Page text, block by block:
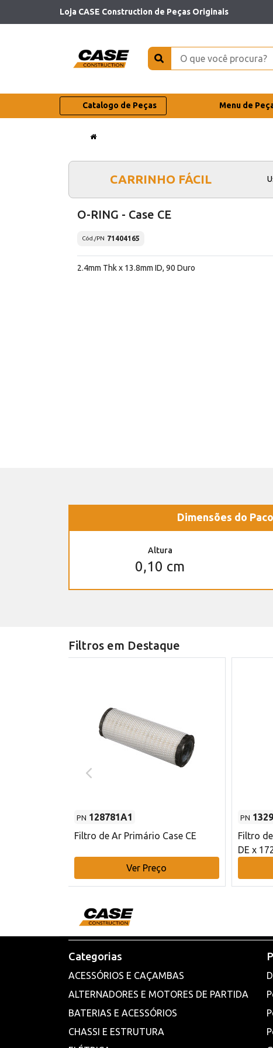
Loja CASE Construction de Peças Originais
Catalogo de Peças Menu de
CARRINHO FÁCIL
O-RING - Case CE
Cód./PN 71404165
2.4mm Thk x 13.8mm ID, 90 Duro
Dimensões do
Altura
0,10 cm
Filtros em Destaque
PN 128781A1
Filtro de Ar Primário Case CE
Ver Preço
PN
Filtro
DE x
Categorias
ACESSÓRIOS E CAÇAMBAS
ALTERNADORES E MOTORES DE PARTIDA
BATERIAS E ACESSÓRIOS
CHASSI E ESTRUTURA